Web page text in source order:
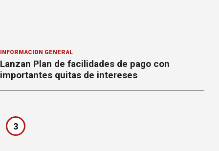
INFORMACION GENERAL
Lanzan Plan de facilidades de pago con
importantes quitas de intereses
3